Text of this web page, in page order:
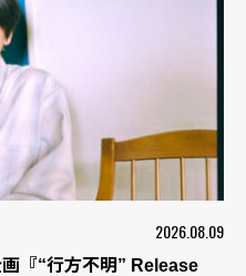
2026.08.09
『“行方不明” Release